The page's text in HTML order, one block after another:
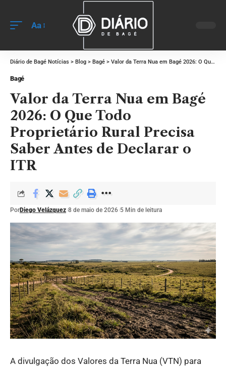
Aa
Diário de Bagé Notícias > Blog > Bagé > Valor da Terra Nua em Bagé 2026: O Que Todo Proprietário Rural Precisa Saber Antes de Declarar o ITR
Bagé
Valor da Terra Nua em Bagé
2026: O Que Todo
Proprietário Rural Precisa
Saber Antes de Declarar o
ITR
PorDiego Velázquez 8 de maio de 2026 5 Min de leitura
A divulgação dos Valores da Terra Nua (VTN) para